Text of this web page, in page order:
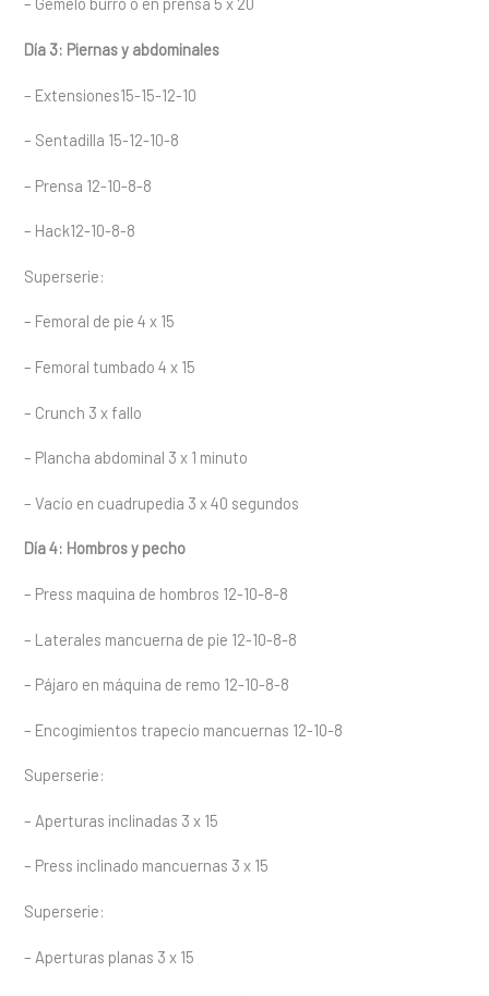
Día 3: Piernas y abdominales
– Extensiones15-15-12-10
– Sentadilla 15-12-10-8
– Prensa 12-10-8-8
– Hack12-10-8-8
Superserie:
– Femoral de pie 4 x 15
– Femoral tumbado 4 x 15
– Crunch 3 x fallo
– Plancha abdominal 3 x 1 minuto
– Vacío en cuadrupedia 3 x 40 segundos
Día 4: Hombros y pecho
– Press maquina de hombros 12-10-8-8
– Laterales mancuerna de pie 12-10-8-8
– Pájaro en máquina de remo 12-10-8-8
– Encogimientos trapecio mancuernas 12-10-8
Superserie:
– Aperturas inclinadas 3 x 15
– Press inclinado mancuernas 3 x 15
Superserie:
– Aperturas planas 3 x 15